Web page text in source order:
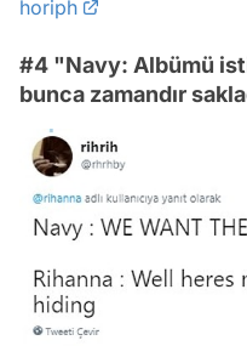
horiph
#4 "Navy: Albümü
bunca zamandır